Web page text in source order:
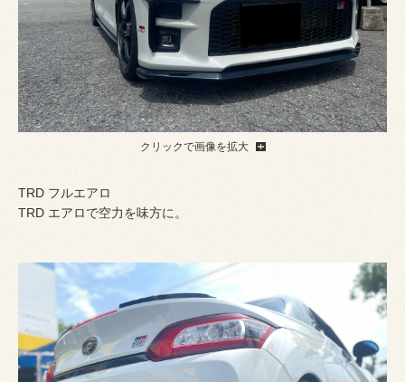
クリックで画像を拡大
TRD フルエアロ
TRD エアロで空力を味方に。